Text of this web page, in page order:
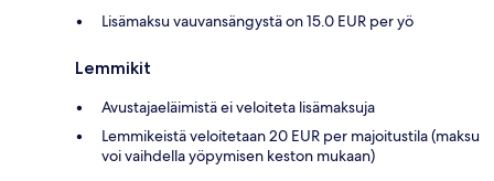
Lisämaksu vauvansängystä on 15.0 EUR per yö
Lemmikit
Avustajaeläimistä ei veloiteta lisämaksuja
Lemmikeistä veloitetaan 20 EUR per majoitustila (maksu
voi vaihdella yöpymisen keston mukaan)